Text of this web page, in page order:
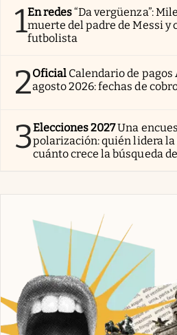
1En redes“Da vergüenza”:
muerte del padre de Messi y
futbolista
2Oficial Calendario de pagos
agosto 2026: fechas de
3Elecciones 2027Una
polarización: quién lidera
cuánto crece la búsqueda